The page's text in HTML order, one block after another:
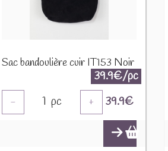
Sac bandoulière cuir IT153 Noir
39.9€/pc
- 1 pc + 39.9€